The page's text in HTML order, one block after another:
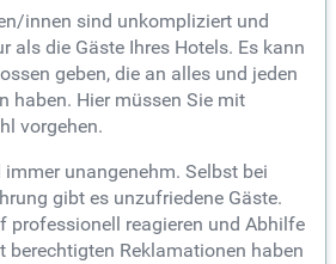
innen sind unkompliziert und
als die Gäste Ihres Hotels. Es kann
geben, die an alles und jeden
haben. Hier müssen Sie mit
vorgehen.
immer unangenehm. Selbst bei
gibt es unzufriedene Gäste.
professionell reagieren und Abhilfe
berechtigten Reklamationen haben